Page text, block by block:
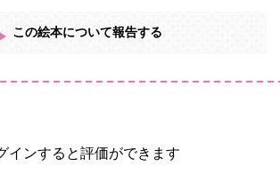
この絵本について報告する
インすると評価ができます